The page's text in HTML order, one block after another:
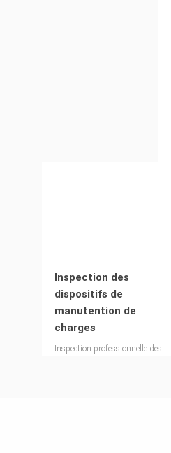
Inspection des
dispositifs de
manutention de
charges
Inspection professionnelle des